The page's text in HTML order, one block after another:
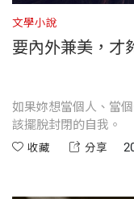
文學小說
要內外兼美，才
如果妳想當個人、當
該擺脫封閉的自我。
收藏 分享